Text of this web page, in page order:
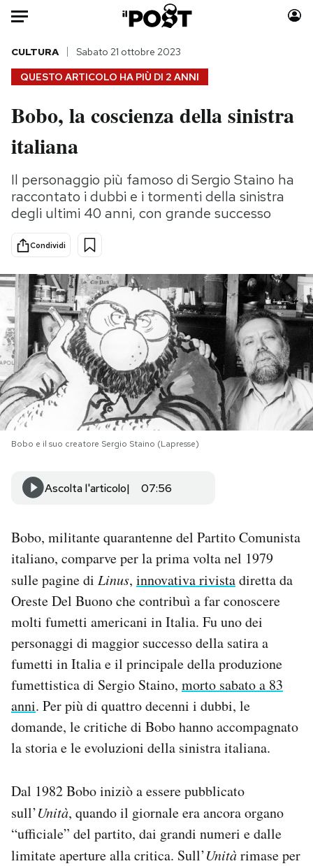
Auto
HOME
Italia
Politica
Tecnologia
Internet
Scienza
Cultura
Economia
Sport
Moda
Storie/Idee
Ok Boomer!
Media
Mondiali calcio 2026
PODCAST
NEWSLETTER
I MIEI PREFERITI
SHOP
AREA PERSONALE
Area Personale
Newsletter
Notifiche mobile
Hai bisogno di aiuto?
Esci
QUESTO ARTICOLO HA PIÙ DI 2 ANNI
CULTURA Sabato 21 ottobre 2023
Bobo, la coscienza della sinistra
italiana
Il personaggio più famoso di Sergio Staino ha
raccontato i dubbi e i tormenti della sinistra
degli ultimi 40 anni, con grande successo
Condividi
Bobo e il suo creatore Sergio Staino (Lapresse)
Ascolta l'articolo 07:56
Bobo, militante quarantenne del Partito Comunista
italiano, comparve per la prima volta nel 1979
sulle pagine di Linus, innovativa rivistadiretta da
Oreste Del Buono che contribuì a far conoscere
molti fumetti americani in Italia. Fu uno dei
personaggi di maggior successo della satira a
fumetti in Italia e il principale della produzione
fumettistica di Sergio Staino, morto sabato a 83
anni. Per più di quattro decenni i dubbi, le
domande, le critiche di Bobo hanno accompagnato
la storia e le evoluzioni della sinistra italiana.
Dal 1982 Bobo iniziò a essere pubblicato
sull’Unità, quando il giornale era ancora organo
“ufficiale” del partito, dai grandi numeri e dalle
limitate aperture alla critica. Sull’Unitàrimase per